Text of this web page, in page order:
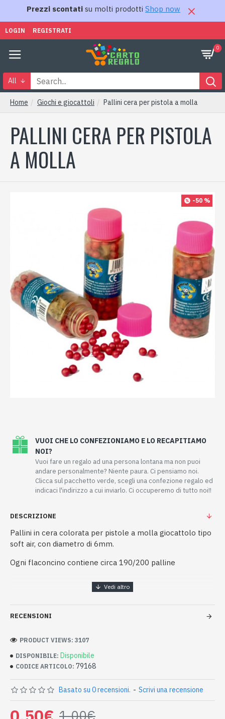
Prezzi scontati su molti prodotti Shop now
LOGIN REGISTRATI
0
All
Home Giochi e giocattoli Pallini cera per pistola a molla
PALLINI CERA PER PISTOLA
A MOLLA
-50 %
VUOI CHE LO CONFEZIONIAMO E LO RECAPITIAMO
NOI?
Vuoi fare un regalo ad una persona lontana ma non puoi
andare personalmente? Niente paura. Ci pensiamo noi.
Clicca sul pacchetto verde, scegli una confezione regalo ed
indicaci l'indirizzo a cui inviarlo. Ci occuperemo di tutto noi!!
DESCRIZIONE
Pallini in cera colorata per pistole a molla giocattolo tipo
soft air, con diametro di 6mm.
Ogni flaconcino contiene circa 190/200 palline
RECENSIONI
DISPONIBILE: Disponibile
CODICE ARTICOLO: 79168
PRODUCT VIEWS: 3107
Basato su 0 recensioni. - Scrivi una recensione
1,00€